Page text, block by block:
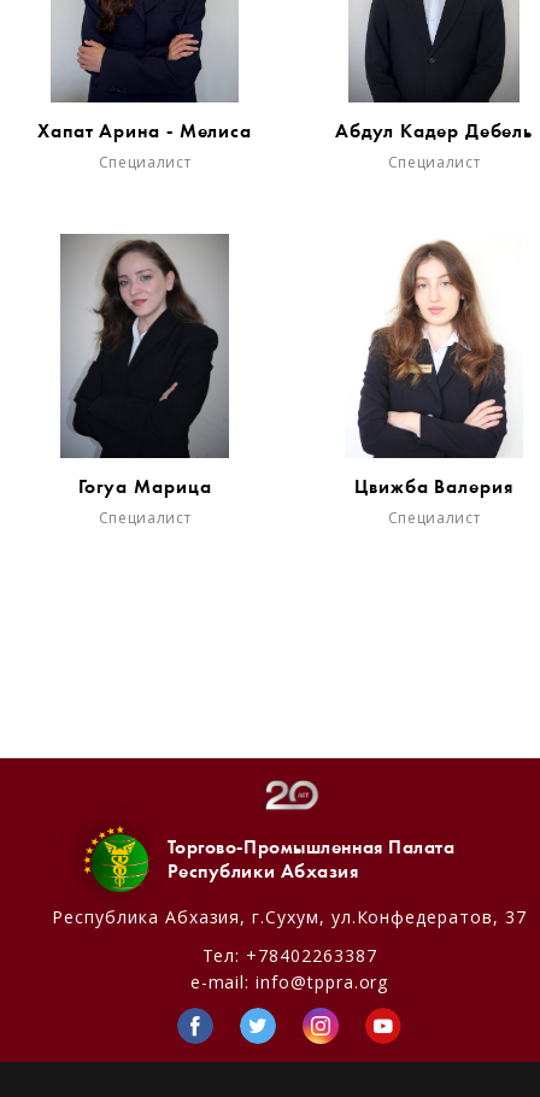
Хапат Арина - Мелиса
Специалист
Абдул Кадер Дебель
Специалист
Гогуа Марица
Специалист
Цвижба Валерия
Специалист
Торгово-Промышленная Палата
Республики Абхазия
Республика Абхазия, г.Сухум, ул.Конфедератов, 37
Тел: +78402263387
e-mail:info@tppra.org